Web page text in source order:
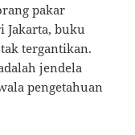
pakar
Jakarta, buku
tergantikan.
jendela
pengetahuan